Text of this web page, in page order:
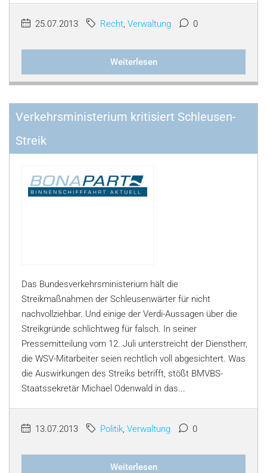
25.07.2013 Recht, Verwaltung 0
Weiterlesen
Verkehrsministerium kritisiert Schleusen-
Streik
Das Bundesverkehrsministerium hält die
Streikmaßnahmen der Schleusenwärter für nicht
nachvollziehbar. Und einige der Verdi-Aussagen über die
Streikgründe schlichtweg für falsch. In seiner
Pressemitteilung vom 12. Juli unterstreicht der Dienstherr,
die WSV-Mitarbeiter seien rechtlich voll abgesichtert. Was
die Auswirkungen des Streiks betrifft, stößt BMVBS-
Staatssekretär Michael Odenwald in das...
13.07.2013 Politik, Verwaltung 0
Weiterlesen